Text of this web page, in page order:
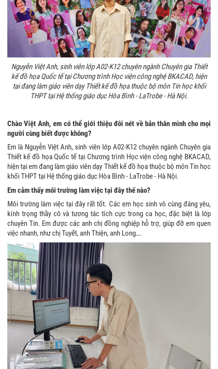
Nguyễn Việt Anh, sinh viên lớp A02-K12 chuyên ngành Chuyên gia Thiết
kế đồ họa Quốc tế tại Chương trình Học viện công nghệ BKACAD, hiện
tại đang làm giáo viên dạy Thiết kế đồ họa thuộc bộ môn Tin học khối
THPT tại Hệ thống giáo dục Hòa Bình - LaTrobe - Hà Nội.
Chào Việt Anh, em có thể giới thiệu đôi nét về bản thân mình cho mọi
người cùng biết được không?
Em là Nguyễn Việt Anh, sinh viên lớp A02-K12 chuyên ngành Chuyên gia
Thiết kế đồ họa Quốc tế tại Chương trình Học viện công nghệ BKACAD,
hiện tại em đang làm giáo viên dạy Thiết kế đồ họa thuộc bộ môn Tin học
khối THPT tại Hệ thống giáo dục Hòa Bình - LaTrobe - Hà Nội.
Em cảm thấy môi trường làm việc tại đây thế nào?
Môi trường làm việc tại đây rất tốt. Các em học sinh vô cùng đáng yêu,
kính trọng thầy cô và tương tác tích cực trong ca học, đặc biệt là lớp
chuyên Tin. Em được các anh chị đồng nghiệp hỗ trợ, giúp đỡ em quen
việc nhanh, như chị Tuyết, anh Thiện, anh Long….